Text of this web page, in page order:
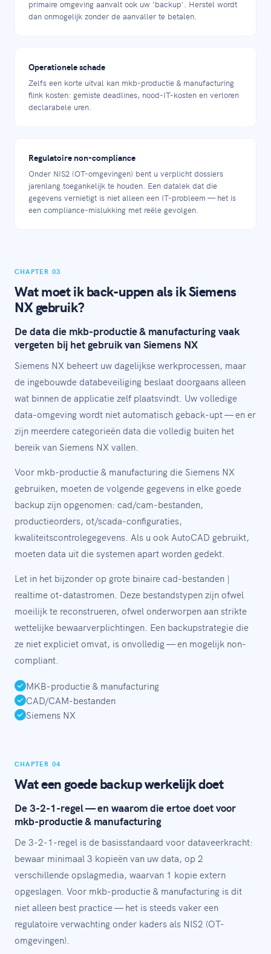
primaire omgeving aanvalt ook uw 'backup'. Herstel wordt
dan onmogelijk zonder de aanvaller te betalen.
Operationele schade
Zelfs een korte uitval kan mkb-productie & manufacturing
flink kosten: gemiste deadlines, nood-IT-kosten en verloren
declarabele uren.
Regulatoire non-compliance
Onder NIS2 (OT-omgevingen) bent u verplicht dossiers
jarenlang toegankelijk te houden. Een datalek dat die
gegevens vernietigt is niet alleen een IT-probleem — het is
een compliance-mislukking met reële gevolgen.
CHAPTER 03
Wat moet ik back-uppen als ik Siemens
NX gebruik?
De data die mkb-productie & manufacturing vaak
vergeten bij het gebruik van Siemens NX
Siemens NX beheert uw dagelijkse werkprocessen, maar
de ingebouwde databeveiliging beslaat doorgaans alleen
wat binnen de applicatie zelf plaatsvindt. Uw volledige
data-omgeving wordt niet automatisch geback-upt — en er
zijn meerdere categorieën data die volledig buiten het
bereik van Siemens NX vallen.
Voor mkb-productie & manufacturing die Siemens NX
gebruiken, moeten de volgende gegevens in elke goede
backup zijn opgenomen: cad/cam-bestanden,
productieorders, ot/scada-configuraties,
kwaliteitscontrolegegevens. Als u ook AutoCAD gebruikt,
moeten data uit die systemen apart worden gedekt.
Let in het bijzonder op grote binaire cad-bestanden |
realtime ot-datastromen. Deze bestandstypen zijn ofwel
moeilijk te reconstrueren, ofwel onderworpen aan strikte
wettelijke bewaarverplichtingen. Een backupstrategie die
ze niet expliciet omvat, is onvolledig — en mogelijk non-
compliant.
MKB-productie & manufacturing
CAD/CAM-bestanden
Siemens NX
CHAPTER 04
Wat een goede backup werkelijk doet
De 3-2-1-regel — en waarom die ertoe doet voor
mkb-productie & manufacturing
De 3-2-1-regel is de basisstandaard voor dataveerkracht:
bewaar minimaal 3 kopieën van uw data, op 2
verschillende opslagmedia, waarvan 1 kopie extern
opgeslagen. Voor mkb-productie & manufacturing is dit
niet alleen best practice — het is steeds vaker een
regulatoire verwachting onder kaders als NIS2 (OT-
omgevingen).